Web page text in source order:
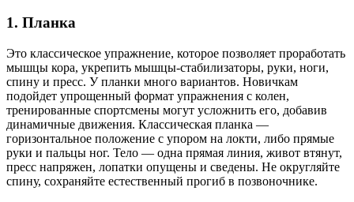
1. Планка
Это классическое упражнение, которое позволяет проработать
мышцы кора, укрепить мышцы-стабилизаторы, руки, ноги,
спину и пресс. У планки много вариантов. Новичкам
подойдет упрощенный формат упражнения с колен,
тренированные спортсмены могут усложнить его, добавив
динамичные движения. Классическая планка —
горизонтальное положение с упором на локти, либо прямые
руки и пальцы ног. Тело — одна прямая линия, живот втянут,
пресс напряжен, лопатки опущены и сведены. Не округляйте
спину, сохраняйте естественный прогиб в позвоночнике.